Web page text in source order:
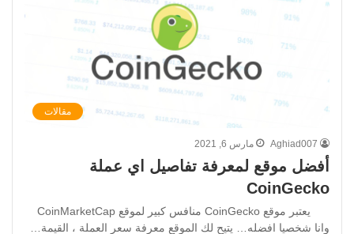
مقالات
Aghiad007 مارس 6, 2021
أفضل موقع لمعرفة تفاصيل اي عملة
CoinGecko
يعتبر موقع CoinGecko منافس كبير لموقع CoinMarketCap
وانا شخصيا افضله… يتيح لك الموقع معرفة سعر العملة ، القيمة…